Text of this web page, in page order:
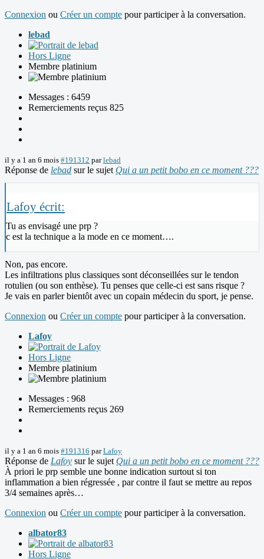
Connexion ou Créer un compte pour participer à la conversation.
lebad
Hors Ligne
Membre platinium
Messages : 6459
Remerciements reçus 825
il y a 1 an 6 mois #191312 parlebad
Réponse de lebad sur le sujet Qui a un petit bobo en ce moment ???
Lafoy écrit:
Tu as envisagé une prp ?
c est la technique a la mode en ce moment….
Non, pas encore.
Les infiltrations plus classiques sont déconseillées sur le tendon
rotulien (ou son enthèse). Tu penses que celle-ci est sans risque ?
Je vais en parler bientôt avec un copain médecin du sport, je pense.
Connexion ou Créer un compte pour participer à la conversation.
Lafoy
Hors Ligne
Membre platinium
Messages : 968
Remerciements reçus 269
il y a 1 an 6 mois #191316 parLafoy
Réponse de Lafoy sur le sujet Qui a un petit bobo en ce moment ???
À priori le prp semble une bonne indication surtout si ton
inflammation a bien régressée , par contre il faut se mettre au repos
3/4 semaines après…
Connexion ou Créer un compte pour participer à la conversation.
albator83
Hors Ligne